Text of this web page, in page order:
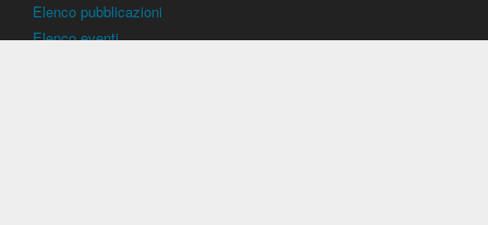
Elenco pubblicazioni
Elenco eventi